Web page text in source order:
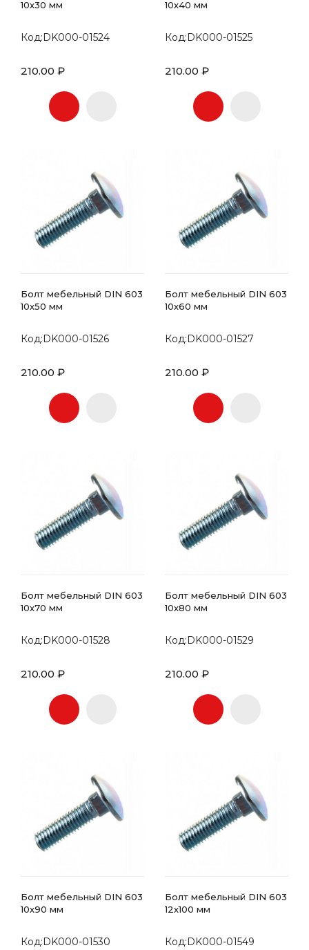
10х30 мм
Код:DK000-01524
210.00 ₽
10х40 мм
Код:DK000-01525
210.00 ₽
Болт мебельный DIN 603
10х50 мм
Код:DK000-01526
210.00 ₽
Болт мебельный DIN 603
10х60 мм
Код:DK000-01527
210.00 ₽
Болт мебельный DIN 603
10х70 мм
Код:DK000-01528
210.00 ₽
Болт мебельный DIN 603
10х80 мм
Код:DK000-01529
210.00 ₽
Болт мебельный DIN 603
10х90 мм
Код:DK000-01530
Болт мебельный DIN 603
12х100 мм
Код:DK000-01549